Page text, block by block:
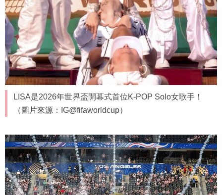
LISA是2026年世界盃開幕式首位K-POP Solo女歌手！
（圖片來源：IG@fifaworldcup）